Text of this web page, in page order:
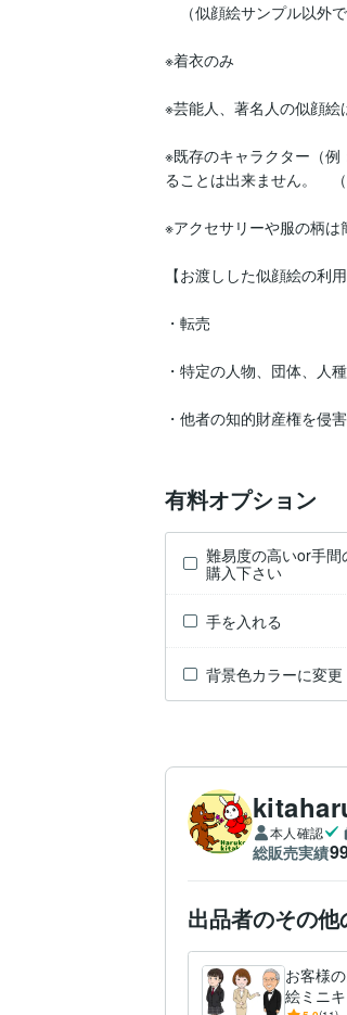
（似顔絵サンプル以外
※着衣のみ
※芸能人、著名人の似顔絵
※既存のキャラクター（
ることは出来ません。　
※アクセサリーや服の柄は
【お渡しした似顔絵の利
・転売
・特定の人物、団体、人
・他者の知的財産権を侵
有料オプション
難易度の高いor手
購入下さい
手を入れる
背景色カラーに変
本人確認
総販売実績
出品者のその
お客様
絵ミニ